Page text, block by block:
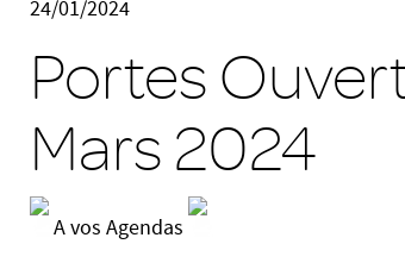
24/01/2024
Portes
Mars 2024
A vos Agendas